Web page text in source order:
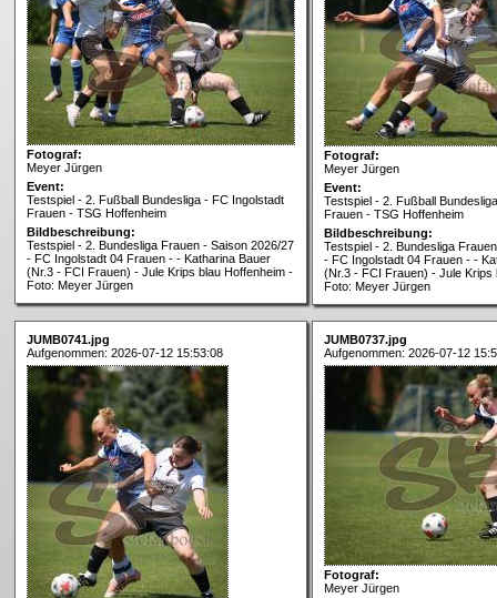
Fotograf:
Meyer Jürgen
Event:
Testspiel - 2. Fußball Bundesliga - FC Ingolstadt
Frauen - TSG Hoffenheim
Bildbeschreibung:
Testspiel - 2. Bundesliga Frauen - Saison 2026/27
- FC Ingolstadt 04 Frauen - - Katharina Bauer
(Nr.3 - FCI Frauen) - Jule Krips blau Hoffenheim -
Foto: Meyer Jürgen
Fotograf:
Meyer Jürgen
Event:
Testspiel - 2. Fußball
Frauen - TSG Hoffenheim
Bildbeschreibung:
Testspiel - 2. Bundesliga
- FC Ingolstadt 04 Frauen - -
(Nr.3 - FCI Frauen) - Jule Krips
Foto: Meyer Jürgen
JUMB0741.jpg
Aufgenommen: 2026-07-12 15:53:08
JUMB0737.jpg
Aufgenommen: 2026-07-12
Fotograf:
Meyer Jürgen